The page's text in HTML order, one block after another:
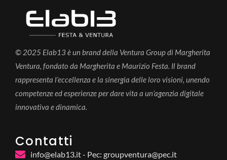
© 2025 Elab13 è un brand della Ventura Group di Margherita
Ventura, fondato da Margherita e Maurizio Festa. Il brand
rappresenta l’eccellenza e la sinergia delle loro visioni, unendo
competenze ed esperienze per dare vita a un’agenzia digitale
innovativa e dinamica.
Contatti
info@elab13.it - Pec: groupventura@pec.it